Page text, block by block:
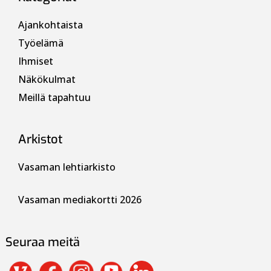
Ajankohtaista
Työelämä
Ihmiset
Näkökulmat
Meillä tapahtuu
Arkistot
Vasaman lehtiarkisto
Vasaman mediakortti 2026
Seuraa meitä